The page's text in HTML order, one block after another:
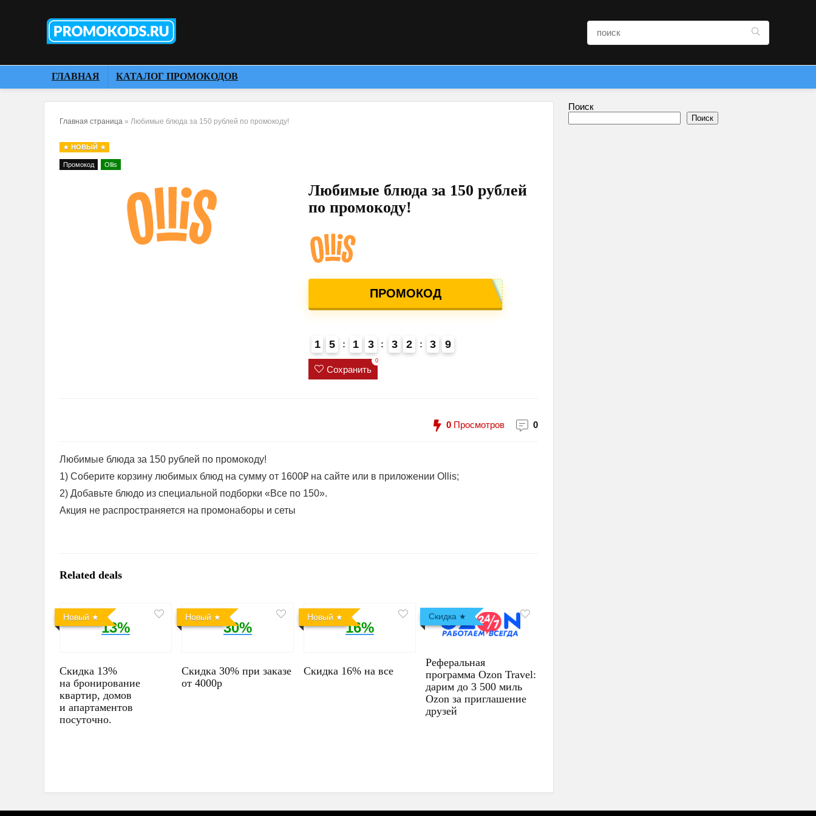
ГЛАВНАЯ КАТАЛОГ ПРОМОКОДОВ
Главная страница » Любимые блюда за 150 рублей по промокоду!
НОВЫЙ
Промокод Ollis
Любимые блюда за 150 рублей
по промокоду!
ПРОМОКОД
1
4
5 1 3 3 2 3 9
Сохранить
0
0 Просмотров 0
Любимые блюда за 150 рублей по промокоду!
1) Соберите корзину любимых блюд на сумму от 1600₽ на сайте или в приложении Ollis;
2) Добавьте блюдо из специальной подборки «Все по 150».
Акция не распространяется на промонаборы и сеты
Related deals
Новый
13%
Скидка 13%
на бронирование
квартир, домов
и апартаментов
посуточно.
Новый
30%
Скидка 30% при заказе
от 4000р
Новый
16%
Скидка 16% на все
Скидка
Реферальная
программа Ozon Travel:
дарим до 3 500 миль
Ozon за приглашение
друзей
Поиск
Поиск